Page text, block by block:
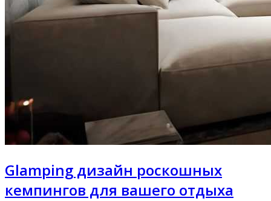
Glamping дизайн роскошных
кемпингов для вашего отдыха